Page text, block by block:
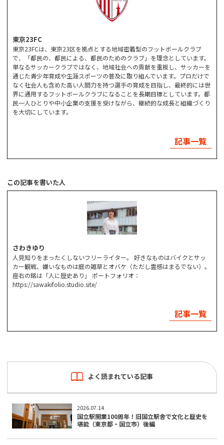
東京23FC
東京23FCは、東京23区を拠点とする地域密着型のフットボールクラブ
で、「都民の、都民による、都民のためのクラブ」を理念としています。
単なるサッカークラブではなく、地域社会への貢献を重視し、サッカーを
通じた青少年育成や生涯スポーツの普及に取り組んでいます。プロだけで
なく社会人も含めた高い人間力を持つ選手の育成を目指し、最終的には世
界に通用するフットボールクラブになることを長期目標としています。都
民一人ひとりや中小企業の支援を受けながら、継続的な成長と組織づくり
を大切にしています。
記事一覧
この記事を書いた人
さわきゆり
人見知りをまったくしないフリーライター。 好きなものはバイクとサッ
カー観戦、嫌いなものは庭の雑草とオバケ（ただし霊感はまるでない）。
座右の銘は「人に歴史あり」 ポートフォリオ：
https://sawakifolio.studio.site/
記事一覧
よく読まれている記事
2026.07.14
国立駅開業100周年！旧国立駅舎で文化と歴史を
堪能（東京都・国立市）後編